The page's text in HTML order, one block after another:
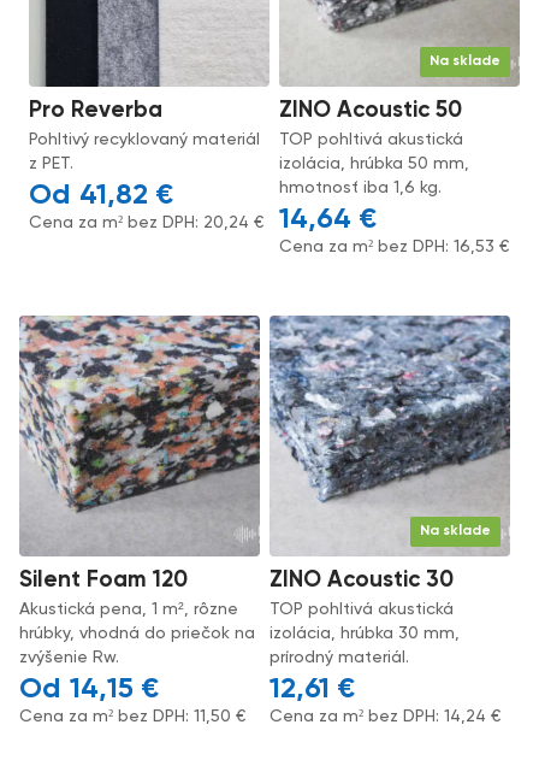
Pro Reverba
Pohltivý recyklovaný materiál
z PET.
41,82 €
Cena za m² bez DPH: 20,24€
Na sklade
ZINO Acoustic 50
TOP pohltivá akustická
izolácia, hrúbka 50 mm,
hmotnosť iba 1,6 kg.
14,64 €
Cena za m² bez DPH:16,53€
Silent Foam 120
Akustická pena, 1 m², rôzne
hrúbky, vhodná do priečok na
zvýšenie Rw.
14,15 €
Cena za m² bez DPH: 11,50 €
Na sklade
ZINO Acoustic 30
TOP pohltivá akustická
izolácia, hrúbka 30 mm,
prírodný materiál.
12,61 €
Cena za m² bez DPH: 14,24 €